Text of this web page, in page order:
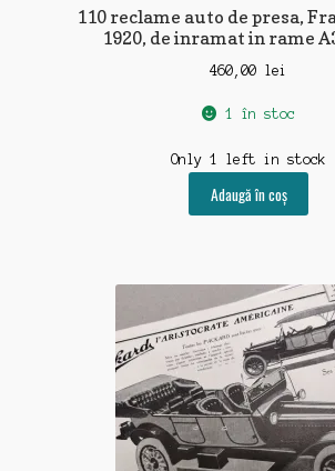
110 reclame auto de presa,
1920, de inramat in rame
460,00 lei
1 în stoc
Only 1 left in stock
Adaugă în coș